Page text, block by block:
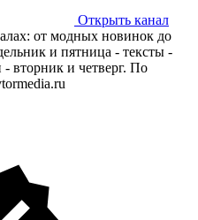
Открыть канал
от модных новинок до
и пятница - тексты -
вторник и четверг. По